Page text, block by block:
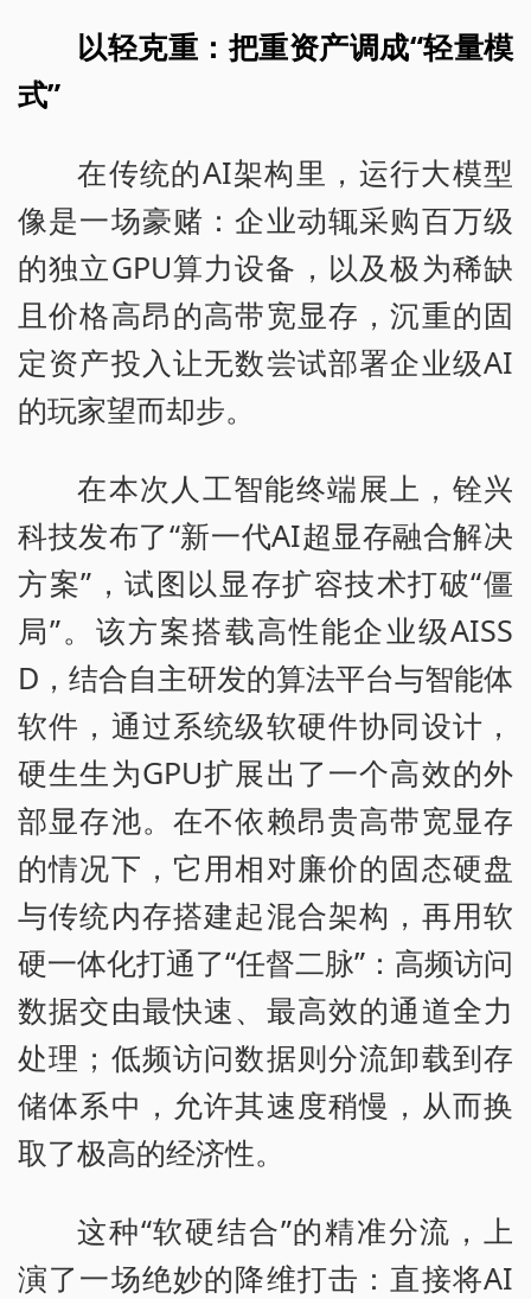
以轻克重：把重资产调成“轻量模
式”
在传统的AI架构里，运行大模型
像是一场豪赌：企业动辄采购百万级
的独立GPU算力设备，以及极为稀缺
且价格高昂的高带宽显存，沉重的固
定资产投入让无数尝试部署企业级AI
的玩家望而却步。
在本次人工智能终端展上，铨兴
科技发布了“新一代AI超显存融合解决
方案”，试图以显存扩容技术打破“僵
局”。该方案搭载高性能企业级AISS
D，结合自主研发的算法平台与智能体
软件，通过系统级软硬件协同设计，
硬生生为GPU扩展出了一个高效的外
部显存池。在不依赖昂贵高带宽显存
的情况下，它用相对廉价的固态硬盘
与传统内存搭建起混合架构，再用软
硬一体化打通了“任督二脉”：高频访问
数据交由最快速、最高效的通道全力
处理；低频访问数据则分流卸载到存
储体系中，允许其速度稍慢，从而换
取了极高的经济性。
这种“软硬结合”的精准分流，上
演了一场绝妙的降维打击：直接将AI